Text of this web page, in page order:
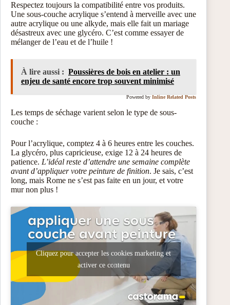
Respectez toujours la compatibilité entre vos produits.
Une sous-couche acrylique s’entend à merveille avec une
autre acrylique ou une alkyde, mais elle fait un mariage
désastreux avec une glycéro. C’est comme essayer de
mélanger de l’eau et de l’huile !
À lire aussi : Poussières de bois en atelier : un
enjeu de santé encore trop souvent minimisé
Powered by Inline Related Posts
Les temps de séchage varient selon le type de sous-
couche :
Pour l’acrylique, comptez 4 à 6 heures entre les couches.
La glycéro, plus capricieuse, exige 12 à 24 heures de
patience. L’idéal reste d’attendre une semaine complète
avant d’appliquer votre peinture de finition. Je sais, c’est
long, mais Rome ne s’est pas faite en un jour, et votre
mur non plus !
Cliquez pour accepter les cookies marketing et
activer ce contenu